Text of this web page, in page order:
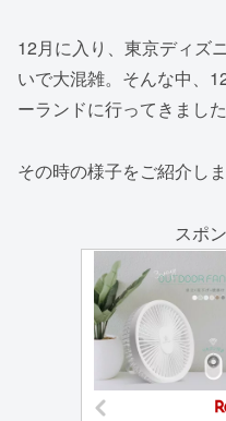
12月に入り、東京ディズ
いで大混雑。そんな中、
ーランドに行ってきました
その時の様子をご紹介しま
スポ